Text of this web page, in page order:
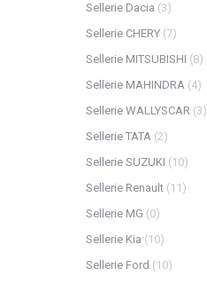
Sellerie Dacia (3)
Sellerie CHERY (7)
Sellerie MITSUBISHI (8)
Sellerie MAHINDRA (4)
Sellerie WALLYSCAR (3)
Sellerie TATA (2)
Sellerie SUZUKI (10)
Sellerie Renault (11)
Sellerie MG (0)
Sellerie Kia (10)
Sellerie Ford (10)